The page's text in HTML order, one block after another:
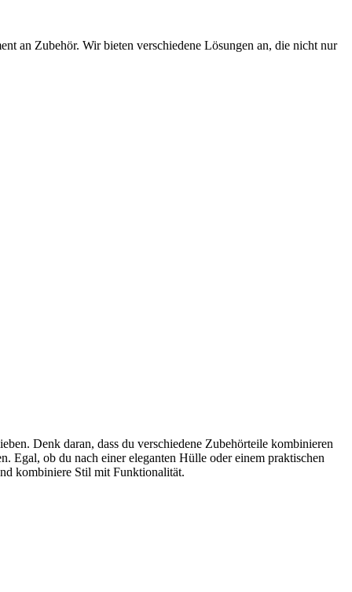
an Zubehör. Wir bieten verschiedene Lösungen an, die nicht nur
Denk daran, dass du verschiedene Zubehörteile kombinieren
Egal, ob du nach einer eleganten Hülle oder einem praktischen
kombiniere Stil mit Funktionalität.